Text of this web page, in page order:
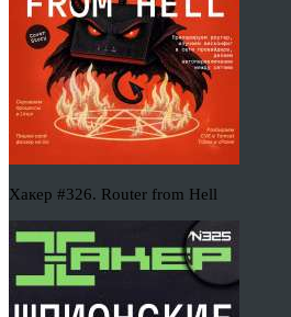
Хакер #326. Router from Hell